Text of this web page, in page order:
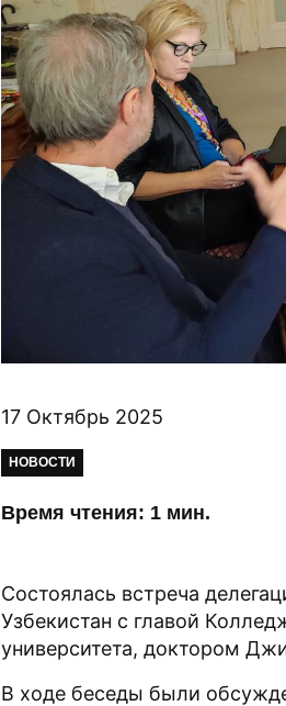
17 Октябрь 2025
НОВОСТИ
Время чтения: 1 мин.
Состоялась встреча
Узбекистан с главой
университета, доктором
В ходе беседы были